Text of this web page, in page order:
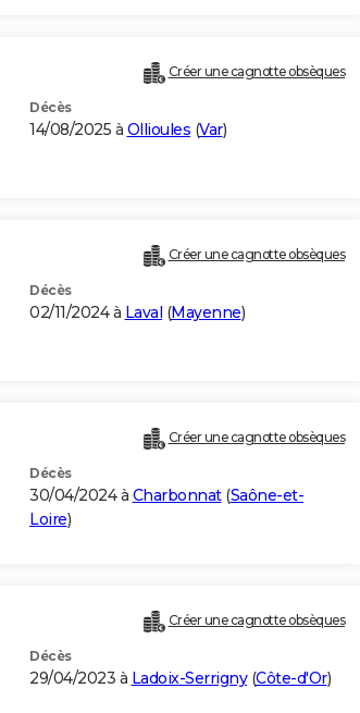
Créer une cagnotte obsèques
Décès
14/08/2025 à Ollioules (Var)
Créer une cagnotte obsèques
Décès
02/11/2024 à Laval (Mayenne)
Créer une cagnotte obsèques
Décès
30/04/2024 à Charbonnat(Saône-et-
Loire)
Créer une cagnotte obsèques
Décès
29/04/2023 à Ladoix-Serrigny(Côte-d'Or)